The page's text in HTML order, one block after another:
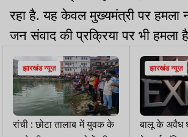
रहा है. यह केवल मुख्यमंत्री पर हमला
जन संवाद की प्रक्रिया पर भी हमला
झारखंड न्यूज़
रांची : छोटा तालाब में युवक के
झारखंड न्यूज़
बालू के अवैध